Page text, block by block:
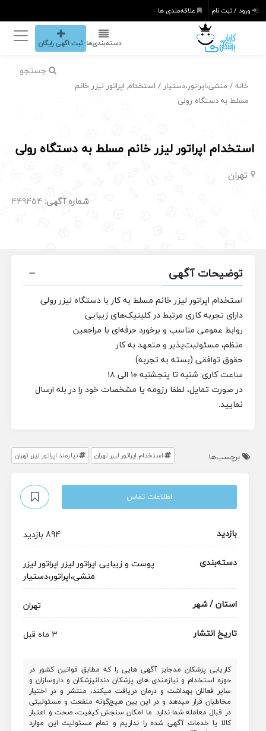
ورود / ثبت نام علاقه‌مندی ها
دسته‌بندی‌ها ثبت اگهی رایگان
جستجو
خانه / منشی،اپراتور،دستیار / استخدام اپراتور لیزر خانم
مسلط به دستگاه رولی
استخدام اپراتور لیزر خانم مسلط به دستگاه رولی
تهران
شماره آگهی: 449454
توضیحات آگهی
استخدام اپراتور لیزر خانم مسلط به کار با دستگاه لیزر رولی
دارای تجربه کاری مرتبط در کلینیک‌های زیبایی
روابط عمومی مناسب و برخورد حرفه‌ای با مراجعین
منظم، مسئولیت‌پذیر و متعهد به کار
حقوق توافقی (بسته به تجربه)
ساعت کاری: شنبه تا پنجشنبه ۱۰ الی ۱۸
در صورت تمایل، لطفا رزومه یا مشخصات خود را در بله ارسال
نمایید.
برچسب‌ها: استخدام اپراتور لیزر تهران نیازمند اپراتور لیزر تهران
اطلاعات تماس
بازدید
894 بازدید
دسته‌بندی
پوست و زیبایی اپراتور لیزر اپراتور لیزر
منشی،اپراتور،دستیار
استان / شهر
تهران
تاریخ انتشار
3 ماه قبل
کاریابی پزشکان مدجابز آگهی هایی را که مطابق قوانین کشور در
حوزه استخدام و نیازمندی های پزشکان دندانپزشکان و داروسازان و
سایر فعالان بهداشت و درمان دریافت میکند، منتشر و در اختیار
مخاطبان قرار میدهد و در این بین هیچ‌گونه منفعت و مسئولیتی
در قبال معامله شما ندارد. ما امکان سنجش کیفیت، صحت و اعتبار
کالا یا خدمات آگهی شده را نداریم و تمام مسئولیت این موارد